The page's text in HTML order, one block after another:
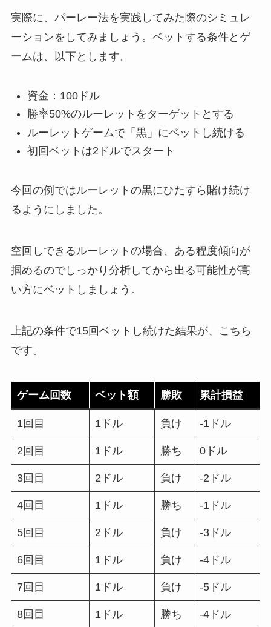
実際に、パーレー法を実践してみた際のシミュレ
ーションをしてみましょう。ベットする条件とゲ
ームは、以下とします。
資金：100ドル
勝率50%のルーレットをターゲットとする
ルーレットゲームで「黒」にベットし続ける
初回ベットは2ドルでスタート
今回の例ではルーレットの黒にひたすら賭け続け
るようにしました。
空回しできるルーレットの場合、ある程度傾向が
掴めるのでしっかり分析してから出る可能性が高
い方にベットしましょう。
上記の条件で15回ベットし続けた結果が、こちら
です。
ゲーム回数 ベット額 勝敗 累計損益
1回目 1ドル 負け -1ドル
2回目 1ドル 勝ち 0ドル
3回目 2ドル 負け -2ドル
4回目 1ドル 勝ち -1ドル
5回目 2ドル 負け -3ドル
6回目 1ドル 負け -4ドル
7回目 1ドル 負け -5ドル
8回目 1ドル 勝ち -4ドル